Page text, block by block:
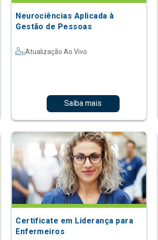
Neurociências Aplicada à
Gestão de Pessoas
Atualização Ao Vivo
Saiba mais
Certificate em Liderança para
Enfermeiros